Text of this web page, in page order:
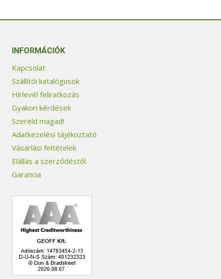
INFORMÁCIÓK
Kapcsolat
Szállítói katalógusok
Hírlevél feliratkozás
Gyakori kérdések
Szereld magad!
Adatkezelési tájékoztató
Vásárlási feltételek
Elállás a szerződéstől
Garancia